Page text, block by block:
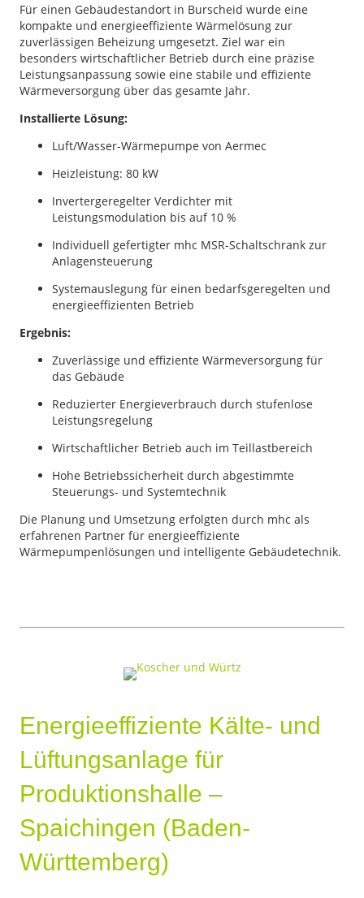
Für einen Gebäudestandort in Burscheid wurde eine
kompakte und energieeffiziente Wärmelösung zur
zuverlässigen Beheizung umgesetzt. Ziel war ein
besonders wirtschaftlicher Betrieb durch eine präzise
Leistungsanpassung sowie eine stabile und effiziente
Wärmeversorgung über das gesamte Jahr.
Installierte Lösung:
Luft/Wasser-Wärmepumpe von Aermec
Heizleistung: 80 kW
Invertergeregelter Verdichter mit
Leistungsmodulation bis auf 10 %
Individuell gefertigter mhc MSR-Schaltschrank zur
Anlagensteuerung
Systemauslegung für einen bedarfsgeregelten und
energieeffizienten Betrieb
Ergebnis:
Zuverlässige und effiziente Wärmeversorgung für
das Gebäude
Reduzierter Energieverbrauch durch stufenlose
Leistungsregelung
Wirtschaftlicher Betrieb auch im Teillastbereich
Hohe Betriebssicherheit durch abgestimmte
Steuerungs- und Systemtechnik
Die Planung und Umsetzung erfolgten durch mhc als
erfahrenen Partner für energieeffiziente
Wärmepumpenlösungen und intelligente Gebäudetechnik.
Energieeffiziente Kälte- und
Lüftungsanlage für
Produktionshalle –
Spaichingen (Baden-
Württemberg)